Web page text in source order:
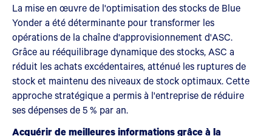
La mise en œuvre de l'optimisation des stocks de Blue
Yonder a été déterminante pour transformer les
opérations de la chaîne d'approvisionnement d'ASC.
Grâce au rééquilibrage dynamique des stocks, ASC a
réduit les achats excédentaires, atténué les ruptures de
stock et maintenu des niveaux de stock optimaux. Cette
approche stratégique a permis à l'entreprise de réduire
ses dépenses de 5 % par an.
Acquérir de meilleures informations grâce à la